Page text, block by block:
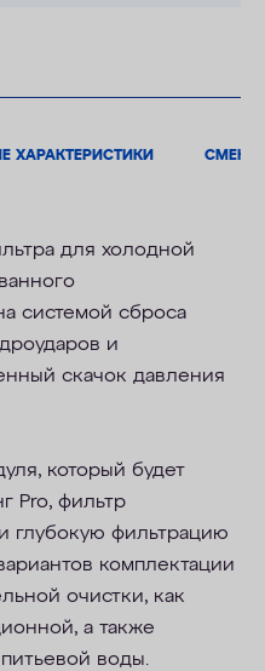
ХАРАКТЕРИСТИКИ
для холодной
системой сброса
и
скачок давления
который будет
Pro, фильтр
глубокую фильтрацию
комплектации
очистки, как
а также
воды.